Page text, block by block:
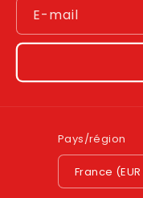
E-mail
Pays/région